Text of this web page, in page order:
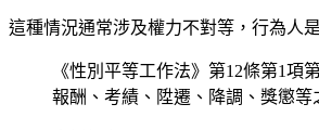
這種情況通常涉及權力不對等，行為人
《性別平等工作法》第12條第1
報酬、考績、陞遷、降調、獎懲等